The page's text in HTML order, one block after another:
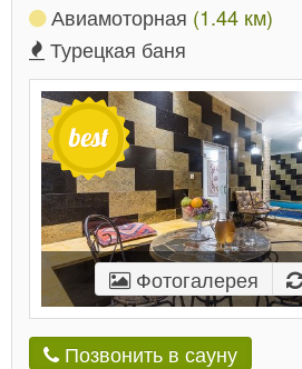
Авиамоторная (1.44 км)
Турецкая баня
Фотогалерея
Позвонить в сауну